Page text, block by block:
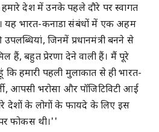
हमारे देश में उनके पहले दौरे पर स्वागत
यह भारत-कनाडा संबंधों में एक अहम
उपलब्धियां, जिनमें प्रधानमंत्री बनने से
हैं, बहुत प्रेरणा देने वाली हैं। मैं पूरे
हमारी पहली मुलाकात से ही भारत-
आपसी भरोसा और पॉजिटिविटी आई
देशों के लोगों के फायदे के लिए इस
फोकस थी।''